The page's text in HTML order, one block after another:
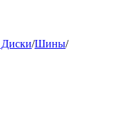
/Шины/